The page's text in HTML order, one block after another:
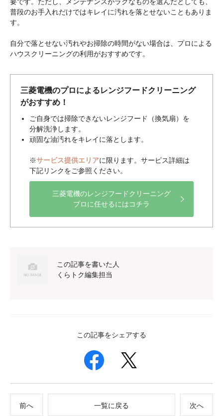
普段のお手入れだけではキレイに汚れを落とせないこともありま
す。
自分で落とせない汚れやお掃除の時間がない場合は、プロによる
ハウスクリーニングの利用がおすすめです。
三菱電機のプロによるレンジフードクリーニング
がおすすめ！
ご自身では掃除できないレンジフード（換気扇）を
分解洗浄します。
頑固な油汚れをキレイに落とします。
※サービス提供エリアに限ります。サービス詳細は
下記リンクをご参照ください。
三菱電機のレンジフードクリーニング
プロに任せるにはコチラ
この記事を書いた人
くらトク編集担当
この記事をシェアする
前へ 一覧に戻る 次へ